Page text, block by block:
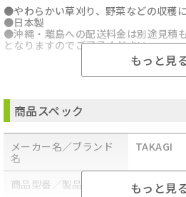
●やわらかい草刈り、野菜などの収穫に
●日本製
●沖縄・離島への配送料金は別途見積
となりますのでご了承ください。
もっと見
商品スペック
メーカー名／ブランド
名
TAKAGI
商品型番／製品番号 もっと見